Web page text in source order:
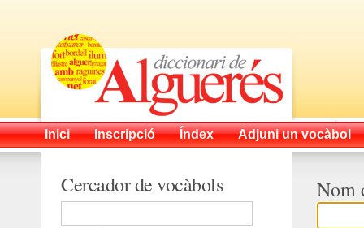
Inici Inscripció Índex Adjuni un vocàbol
Nom
Cercador de vocàbols